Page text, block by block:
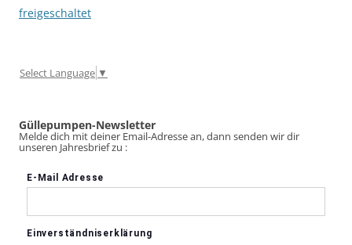
freigeschaltet
Select Language ▼
Güllepumpen-Newsletter
Melde dich mit deiner Email-Adresse an, dann senden wir dir
unseren Jahresbrief zu :